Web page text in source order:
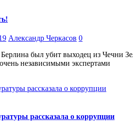
Александр Черкасов 0
Берлина был убит выходец из
независимыми экспертами
рассказала о коррупции